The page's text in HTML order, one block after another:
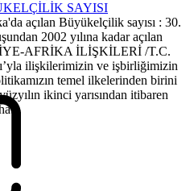
SAYISI
açılan Büyükelçilik sayısı : 30.
2002 yılına kadar açılan
AFRİKA İLİŞKİLERİ /T.C.
ilişkilerimizin ve işbirliğimizin
temel ilkelerinden birini
ikinci yarısından itibaren